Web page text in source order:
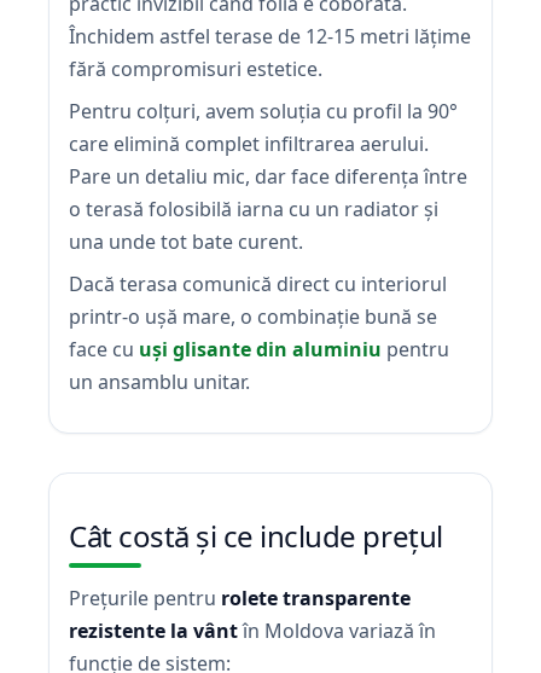
Închidem astfel terase de 12-15 metri lățime
fără compromisuri estetice.
Pentru colțuri, avem soluția cu profil la 90°
care elimină complet infiltrarea aerului.
Pare un detaliu mic, dar face diferența între
o terasă folosibilă iarna cu un radiator și
una unde tot bate curent.
Dacă terasa comunică direct cu interiorul
printr-o ușă mare, o combinație bună se
face cu uși glisante din aluminiu pentru
un ansamblu unitar.
Cât costă și ce include prețul
Prețurile pentru rolete transparente
rezistente la vântîn Moldova variază în
funcție de sistem: